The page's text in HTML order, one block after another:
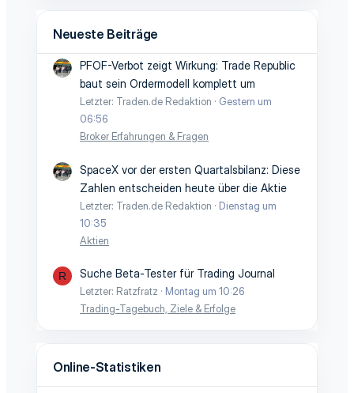
Neueste Beiträge
PFOF-Verbot zeigt Wirkung: Trade Republic
baut sein Ordermodell komplett um
Letzter: Traden.de Redaktion
Gestern um
06:56
Broker Erfahrungen & Fragen
SpaceX vor der ersten Quartalsbilanz: Diese
Zahlen entscheiden heute über die Aktie
Letzter: Traden.de Redaktion
Dienstag um
10:35
Aktien
R Suche Beta-Tester für Trading Journal
Letzter: Ratzfratz
Montag um 10:26
Trading-Tagebuch, Ziele & Erfolge
Online-Statistiken